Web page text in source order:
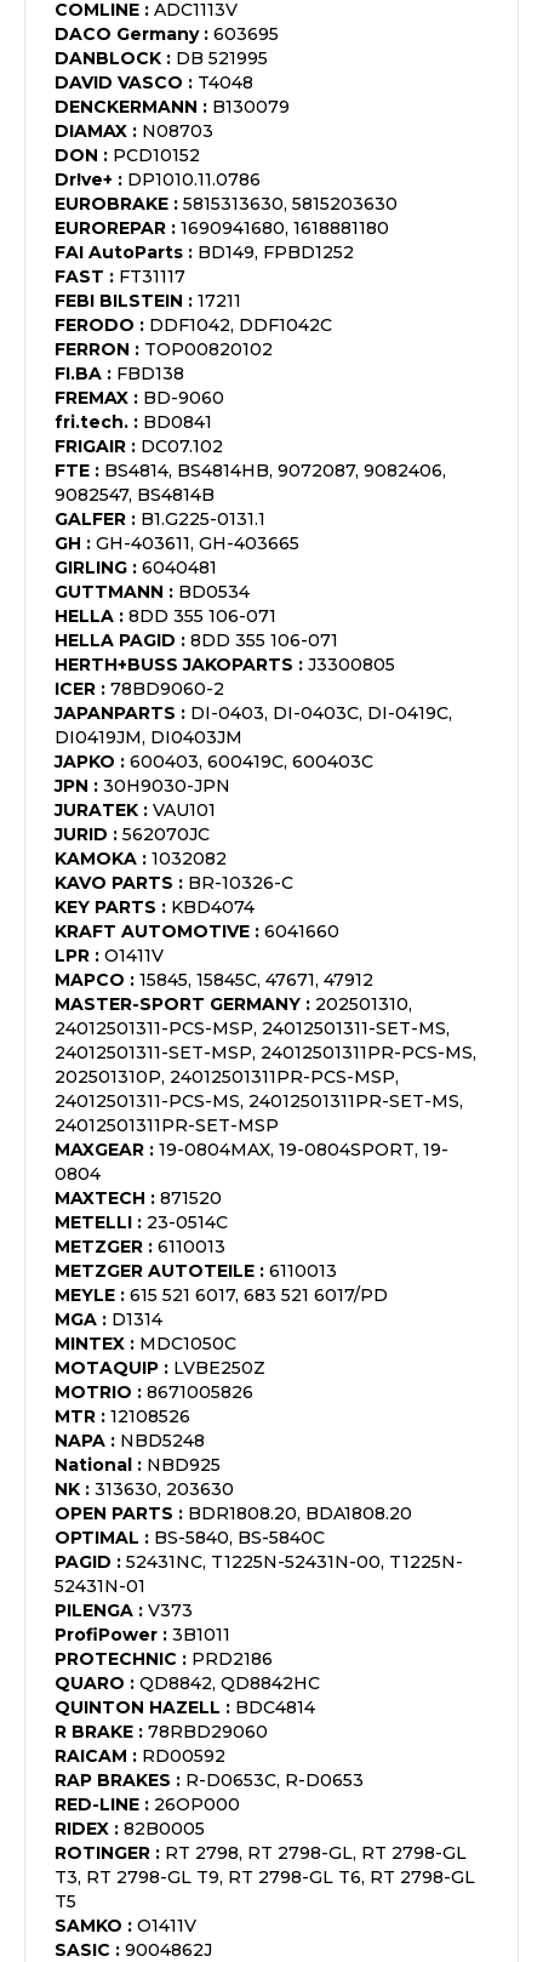
COMLINE : ADC1113V
DACO Germany: 603695
DANBLOCK : DB 521995
DAVID VASCO : T4048
DENCKERMANN : B130079
DIAMAX : N08703
DON : PCD10152
Dr!ve+ : DP1010.11.0786
EUROBRAKE : 5815313630, 5815203630
EUROREPAR : 1690941680, 1618881180
FAI AutoParts : BD149, FPBD1252
FAST : FT31117
FEBI BILSTEIN : 17211
FERODO : DDF1042, DDF1042C
FERRON : TOP00820102
FI.BA : FBD138
FREMAX : BD-9060
fri.tech. : BD0841
FRIGAIR : DC07.102
FTE : BS4814, BS4814HB, 9072087, 9082406,
9082547, BS4814B
GALFER : B1.G225-0131.1
GH : GH-403611, GH-403665
GIRLING : 6040481
GUTTMANN : BD0534
HELLA : 8DD 355 106-071
HELLA PAGID : 8DD 355 106-071
HERTH+BUSS JAKOPARTS : J3300805
ICER : 78BD9060-2
JAPANPARTS : DI-0403, DI-0403C, DI-0419C,
DI0419JM, DI0403JM
JAPKO : 600403, 600419C, 600403C
JPN : 30H9030-JPN
JURATEK : VAU101
JURID : 562070JC
KAMOKA : 1032082
KAVO PARTS : BR-10326-C
KEY PARTS : KBD4074
KRAFT AUTOMOTIVE : 6041660
LPR : O1411V
MAPCO : 15845, 15845C, 47671, 47912
MASTER-SPORT GERMANY : 202501310,
24012501311-PCS-MSP, 24012501311-SET-MS,
24012501311-SET-MSP, 24012501311PR-PCS-MS,
202501310P, 24012501311PR-PCS-MSP,
24012501311-PCS-MS, 24012501311PR-SET-MS,
24012501311PR-SET-MSP
MAXGEAR : 19-0804MAX, 19-0804SPORT, 19-
0804
MAXTECH : 871520
METELLI : 23-0514C
METZGER : 6110013
METZGER AUTOTEILE : 6110013
MEYLE : 615 521 6017, 683 521 6017/PD
MGA : D1314
MINTEX : MDC1050C
MOTAQUIP : LVBE250Z
MOTRIO : 8671005826
MTR : 12108526
NAPA : NBD5248
National : NBD925
NK : 313630, 203630
OPEN PARTS : BDR1808.20, BDA1808.20
OPTIMAL : BS-5840, BS-5840C
PAGID : 52431NC, T1225N-52431N-00, T1225N-
52431N-01
PILENGA : V373
ProfiPower : 3B1011
PROTECHNIC : PRD2186
QUARO : QD8842, QD8842HC
QUINTON HAZELL : BDC4814
R BRAKE : 78RBD29060
RAICAM : RD00592
RAP BRAKES : R-D0653C, R-D0653
RED-LINE : 26OP000
RIDEX : 82B0005
ROTINGER : RT 2798, RT 2798-GL, RT 2798-GL
T3, RT 2798-GL T9, RT 2798-GL T6, RT 2798-GL
T5
SAMKO : O1411V
SASIC : 9004862J